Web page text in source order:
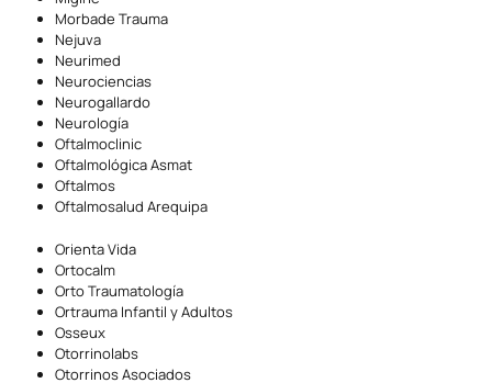
Morbade Trauma
Nejuva
Neurimed
Neurociencias
Neurogallardo
Neurología
Oftalmoclinic
Oftalmológica Asmat
Oftalmos
Oftalmosalud Arequipa
Orienta Vida
Ortocalm
Orto Traumatología
Ortrauma Infantil y Adultos
Osseux
Otorrinolabs
Otorrinos Asociados